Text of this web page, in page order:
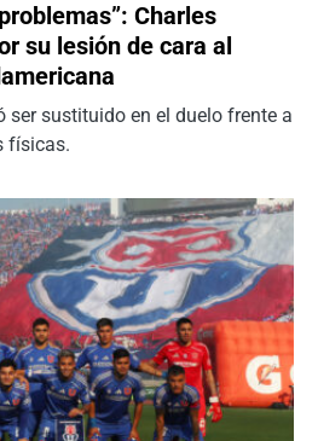
Charles
su lesión de cara al
ser sustituido en el duelo frente a
físicas.